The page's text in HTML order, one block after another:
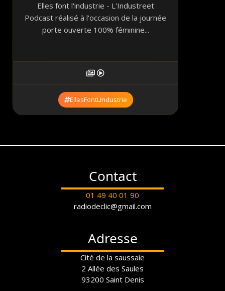
Elles font l'industrie - L'Industreet
Podcast réalisé à l'occasion de la journée
porte ouverte 100% féminine...
EllesFontLIndustrie
Contact
01 49 40 01 90
radiodeclic@gmail.com
Adresse
Cité de la saussaie
2 Allée des Saules
93200 Saint Denis